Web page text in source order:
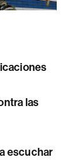
las
escuchar